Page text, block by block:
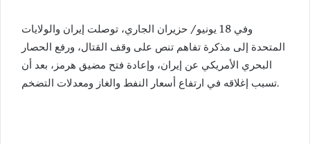
وفي 18 يونيو/ حزيران الجاري، توصلت إيران والولايات
المتحدة إلى مذكرة تفاهم تنص على وقف القتال، ورفع الحصار
البحري الأمريكي عن إيران، وإعادة فتح مضيق هرمز، بعد أن
تسبب إغلاقه في ارتفاع أسعار النفط والغاز ومعدلات التضخم.